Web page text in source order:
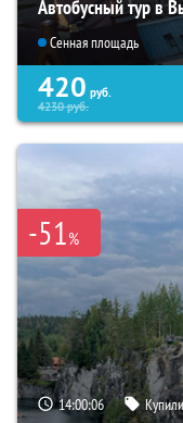
Автобусный тур в
Сенная площадь
420 руб.
4230руб.
-51%
14:00:05